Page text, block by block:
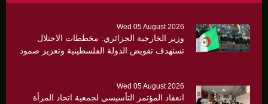
Wed 05 August 2026
وزير الخارجية الجزائري: مخططات الاحتلال
تستهدف تقويض الدولة الفلسطينية وتعزيز صمود
Wed 05 August 2026
انعقاد المؤتمر التأسيسي لجمعية اتحاد المرأة